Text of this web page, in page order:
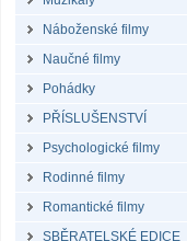
Náboženské filmy
Naučné filmy
Pohádky
PŘÍSLUŠENSTVÍ
Psychologické filmy
Rodinné filmy
Romantické filmy
SBĚRATELSKÉ EDICE